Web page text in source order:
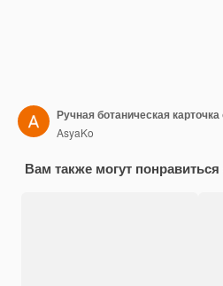
AsyaKo
Вам также могут понравиться